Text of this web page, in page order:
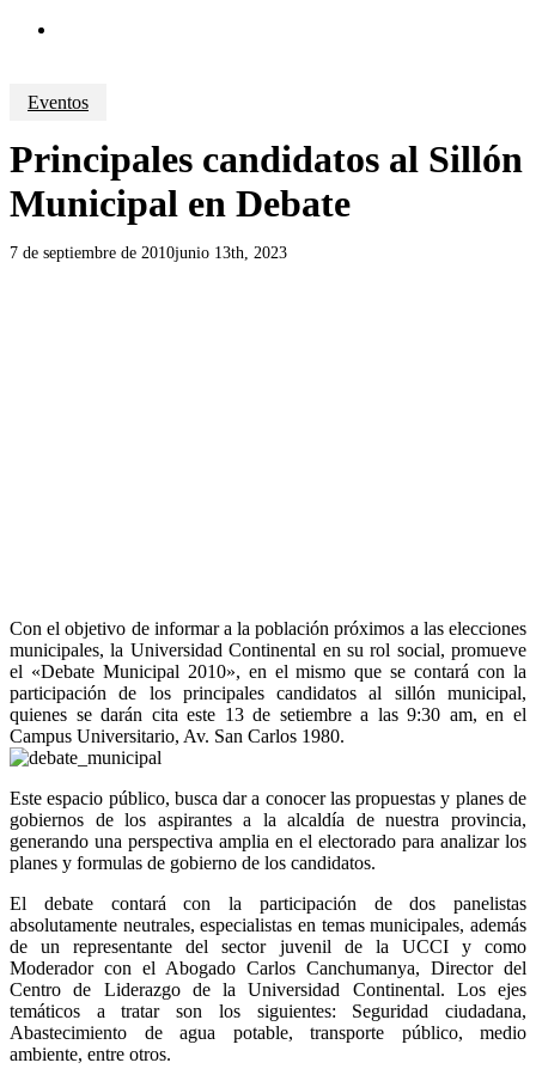
Eventos
Principales candidatos al Sillón
Municipal en Debate
7 de septiembre de 2010junio 13th, 2023
Con el objetivo de informar a la población próximos a las elecciones
municipales, la Universidad Continental en su rol social, promueve
el «Debate Municipal 2010», en el mismo que se contará con la
participación de los principales candidatos al sillón municipal,
quienes se darán cita este 13 de setiembre a las 9:30 am, en el
Campus Universitario, Av. San Carlos 1980.
Este espacio público, busca dar a conocer las propuestas y planes de
gobiernos de los aspirantes a la alcaldía de nuestra provincia,
generando una perspectiva amplia en el electorado para analizar los
planes y formulas de gobierno de los candidatos.
El debate contará con la participación de dos panelistas
absolutamente neutrales, especialistas en temas municipales, además
de un representante del sector juvenil de la UCCI y como
Moderador con el Abogado Carlos Canchumanya, Director del
Centro de Liderazgo de la Universidad Continental. Los ejes
temáticos a tratar son los siguientes: Seguridad ciudadana,
Abastecimiento de agua potable, transporte público, medio
ambiente, entre otros.